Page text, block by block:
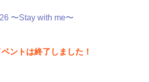
〜Stay with me〜
ントは終了しました！